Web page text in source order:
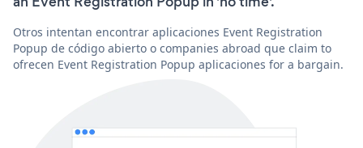
Otros intentan encontrar aplicaciones Event Registration
Popup de código abierto o companies abroad que claim to
ofrecen Event Registration Popup aplicaciones for a bargain.